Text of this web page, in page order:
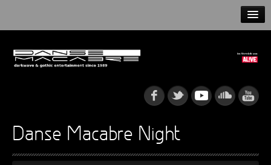
NEWS
INFO
Danse Macabre Night